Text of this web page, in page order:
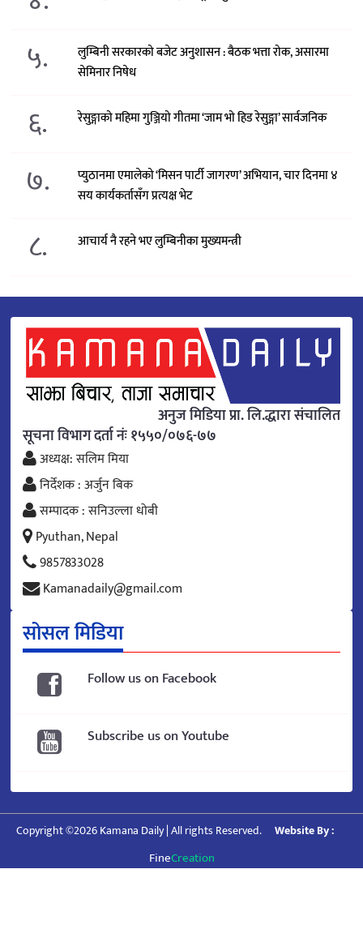
५.
लुम्बिनी सरकारको बजेट अनुशासन : बैठक भत्ता रोक, असारमा
सेमिनार निषेध
६. रेसुङ्गाको महिमा गुञ्जियो गीतमा ‘जाम भो हिड रेसुङ्गा’ सार्वजनिक
७.
प्युठानमा एमालेको ‘मिसन पार्टी जागरण’ अभियान, चार दिनमा ४
सय कार्यकर्तासँग प्रत्यक्ष भेट
८. आचार्य नै रहने भए लुम्बिनीका मुख्यमन्त्री
अनुज मिडिया प्रा. लि.द्धारा संचालित
सूचना विभाग दर्ता नंः १५५०/०७६-७७
अध्यक्ष: सलिम मिया
निर्देशक : अर्जुन बिक
सम्पादक : सनिउल्ला धोबी
Pyuthan, Nepal
9857833028
Kamanadaily@gmail.com
सोसल मिडिया
Follow us on Facebook
Subscribe us on Youtube
Copyright ©2026 Kamana Daily | All rights Reserved. Website By :
FineCreation